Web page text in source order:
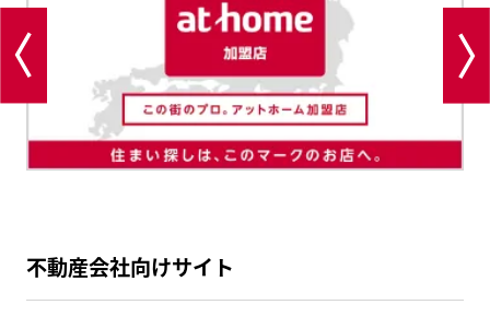
不動産会社向けサイト